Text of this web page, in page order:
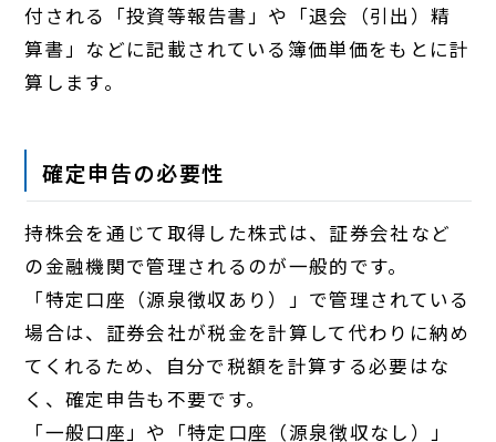
付される「投資等報告書」や「退会（引出）精
算書」などに記載されている簿価単価をもとに計
算します。
確定申告の必要性
持株会を通じて取得した株式は、証券会社など
の金融機関で管理されるのが一般的です。
「特定口座（源泉徴収あり）」で管理されている
場合は、証券会社が税金を計算して代わりに納め
てくれるため、自分で税額を計算する必要はな
く、確定申告も不要です。
「一般口座」や「特定口座（源泉徴収なし）」